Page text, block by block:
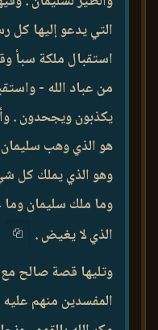
التي يدعو إليها
استقبال ملكة سبأ
من عباد الله -
يكذبون ويجحدون .
هو الذي وهب
وهو الذي يملك كل
وما ملك سليمان
الذي لا يغيض .
وتليها قصة صالح مع
المفسدين منهم عليه